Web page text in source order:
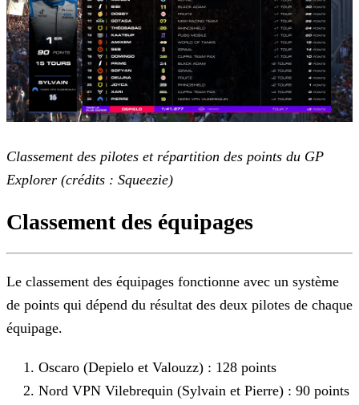
Classement des pilotes et répartition des points du GP
Explorer (crédits : Squeezie)
Classement des équipages
Le classement des équipages fonctionne avec un système
de points qui dépend du résultat des deux pilotes de chaque
équipage.
Oscaro (Depielo et Valouzz) : 128 points
Nord VPN Vilebrequin (Sylvain et Pierre) : 90 points